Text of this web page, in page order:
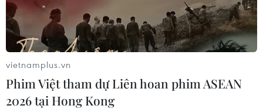
vietnamplus.vn
Phim Việt tham dự Liên hoan phim ASEAN
2026 tại Hong Kong